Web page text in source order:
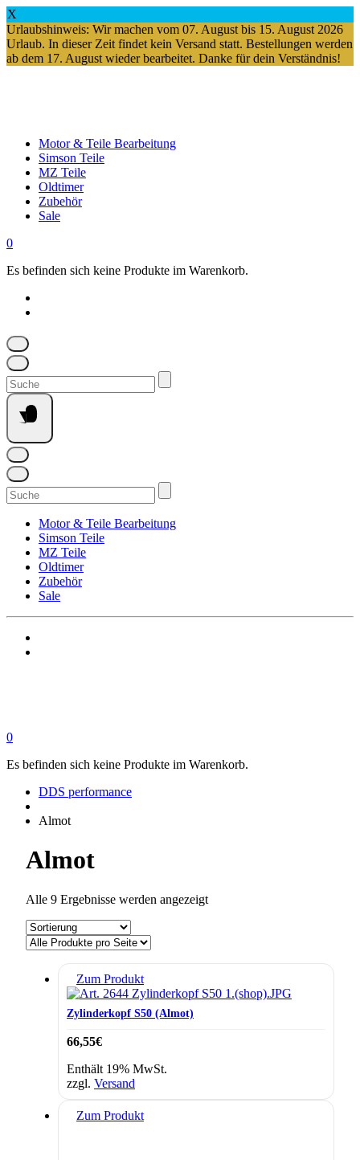
X
Urlaubshinweis: Wir machen vom 07. August bis 15. August 2026
Urlaub. In dieser Zeit findet kein Versand statt. Bestellungen werden
ab dem 17. August wieder bearbeitet. Danke für dein Verständnis!
Motor & Teile Bearbeitung
Simson Teile
MZ Teile
Oldtimer
Zubehör
Sale
0
Es befinden sich keine Produkte im Warenkorb.
Suchen
nach:
Suchen
nach:
Motor & Teile Bearbeitung
Simson Teile
MZ Teile
Oldtimer
Zubehör
Sale
0
Es befinden sich keine Produkte im Warenkorb.
DDS performance
Almot
Almot
Alle 9 Ergebnisse werden angezeigt
Zum Produkt
Zylinderkopf S50 (Almot)
66,55€
Enthält 19% MwSt.
zzgl. Versand
Zum Produkt